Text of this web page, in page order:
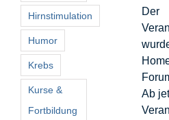
Der
Ab
Hirnstimulation
Humor
Krebs
Kurse &
Fortbildung